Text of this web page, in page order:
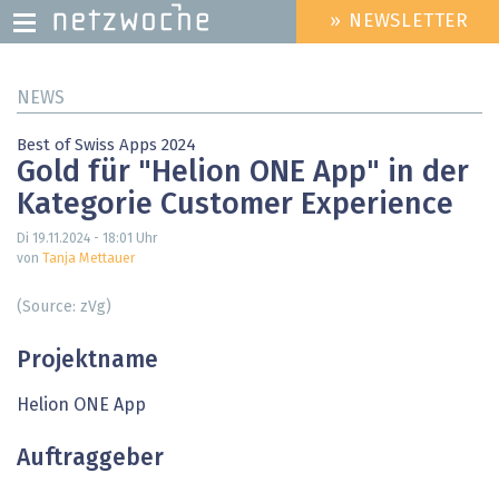
zum
HEADER
MENU
» NEWSLETTER
NEWS
Best of Swiss Apps 2024
Gold für "Helion ONE App" in der
Kategorie Customer Experience
Di 19.11.2024 - 18:01 Uhr
von
Tanja Mettauer
(Source: zVg)
Projektname
Helion ONE App
Auftraggeber